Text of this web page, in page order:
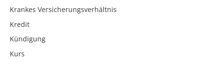
Krankes Versicherungsverhältnis
Kredit
Kündigung
Kurs